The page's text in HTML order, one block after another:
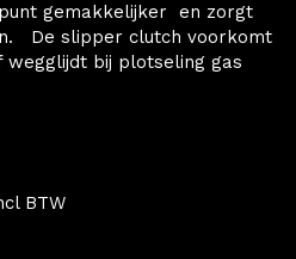
gemakkelijker en zorgt
De slipper clutch voorkomt
bij plotseling gas
BTW